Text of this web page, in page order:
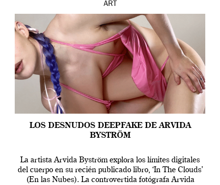
ART
LOS DESNUDOS DEEPFAKE DE ARVIDA
BYSTRÖM
La artista Arvida Byström explora los límites digitales
del cuerpo en su recién publicado libro, ‘In The Clouds’
(En las Nubes). La controvertida fotógrafa Arvida